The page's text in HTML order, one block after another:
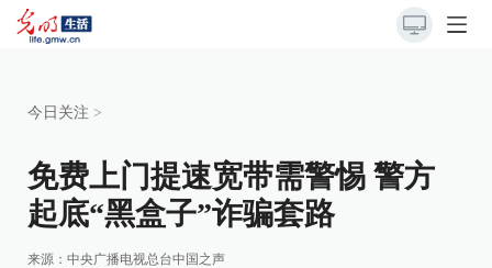
今日关注 >
免费上门提速宽带需警惕 警方
起底“黑盒子”诈骗套路
来源： 中央广播电视总台中国之声